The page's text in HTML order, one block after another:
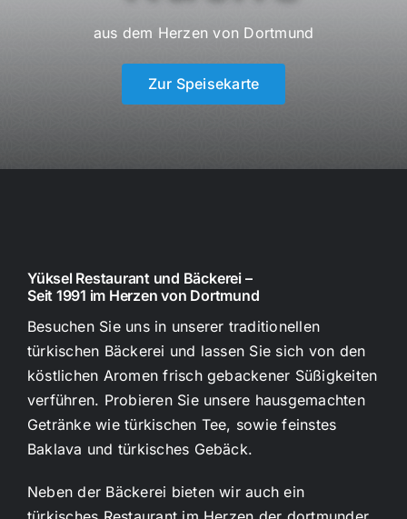
aus dem Herzen von Dortmund
Zur Speisekarte
Yüksel Restaurant und Bäckerei –
Seit 1991 im Herzen von Dortmund
Besuchen Sie uns in unserer traditionellen
türkischen Bäckerei und lassen Sie sich von den
köstlichen Aromen frisch gebackener Süßigkeiten
verführen. Probieren Sie unsere hausgemachten
Getränke wie türkischen Tee, sowie feinstes
Baklava und türkisches Gebäck.
Neben der Bäckerei bieten wir auch ein